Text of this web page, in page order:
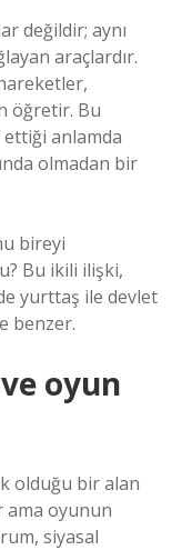
değildir; aynı
araçlardır.
öğretir. Bu
anlamda
olmadan bir
bireyi
Bu ikili ilişki,
yurttaş ile devlet
benzer.
oyun
olduğu bir alan
ama oyunun
siyasal